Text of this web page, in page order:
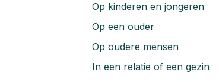
Op kinderen en jongeren
Op een ouder
Op oudere mensen
In een relatie of een gezin